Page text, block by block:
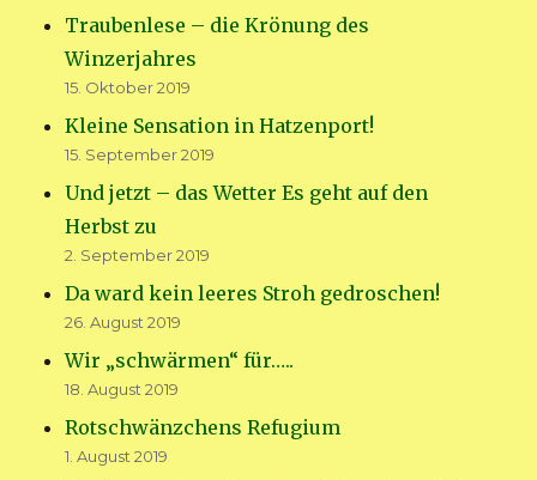
Traubenlese – die Krönung des
Winzerjahres
15. Oktober 2019
Kleine Sensation in Hatzenport!
15. September 2019
Und jetzt – das Wetter Es geht auf den
Herbst zu
2. September 2019
Da ward kein leeres Stroh gedroschen!
26. August 2019
Wir „schwärmen“ für…..
18. August 2019
Rotschwänzchens Refugium
1. August 2019